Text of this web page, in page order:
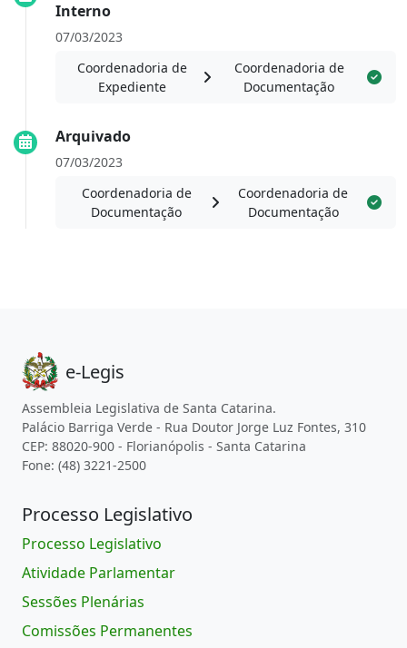
Interno
07/03/2023
Coordenadoria de
Expediente
Coordenadoria de
Documentação
Arquivado
07/03/2023
Coordenadoria de
Documentação
Coordenadoria de
Documentação
e-Legis
Assembleia Legislativa de Santa Catarina.
Palácio Barriga Verde - Rua Doutor Jorge Luz Fontes, 310
CEP: 88020-900 - Florianópolis - Santa Catarina
Fone: (48) 3221-2500
Processo Legislativo
Processo Legislativo
Atividade Parlamentar
Sessões Plenárias
Comissões Permanentes